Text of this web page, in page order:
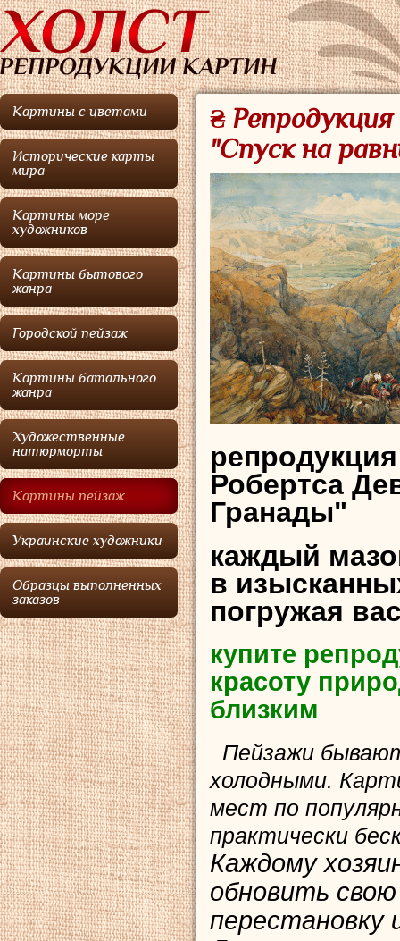
Картины с цветами
Исторические карты
мира
Картины море
художников
Картины бытового
жанра
Городской пейзаж
Картины батального
жанра
Художественные
натюрморты
Картины пейзаж
Украинские художники
Образцы выполненных
заказов
₴
"Спуск на
Робертса
Гранады"
каждый
в
погружая
купите
красоту
близким
Пейзажи
холодными.
мест по
практически
Каждому
обновить
перестановку